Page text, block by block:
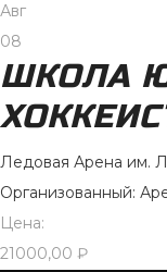
Авг
08
ШКОЛА
Ледовая Арена им.
Организованный:
Цена:
21000,00 ₽